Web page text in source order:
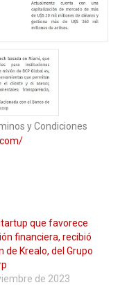
y Condiciones
que favorece
financiera, recibió
de Krealo, del Grupo
de 2023